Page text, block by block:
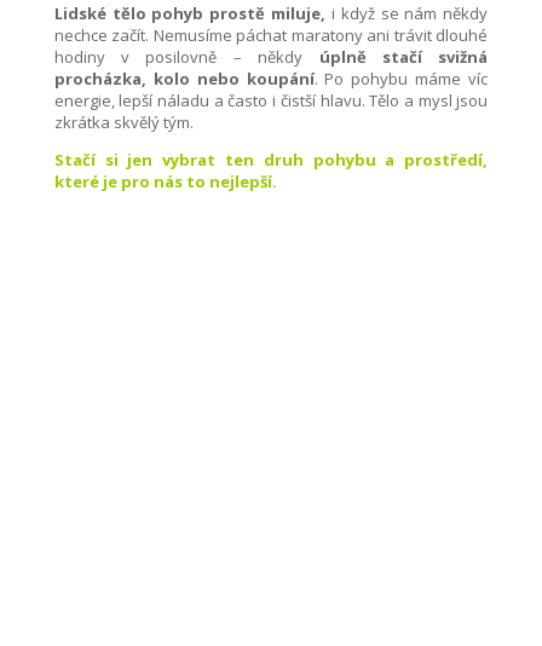
Lidské tělo pohyb prostě miluje, i když se nám někdy
nechce začít. Nemusíme páchat maratony ani trávit dlouhé
hodiny v posilovně – někdy úplně stačí svižná
procházka, kolo nebo koupání. Po pohybu máme víc
energie, lepší náladu a často i čistší hlavu. Tělo a mysl jsou
zkrátka skvělý tým.
Stačí si jen vybrat ten druh pohybu a prostředí,
které je pro nás to nejlepší.